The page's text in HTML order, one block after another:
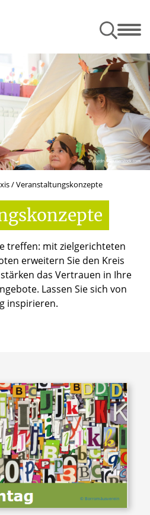
© Lordn / Shutterstock.com
/Veranstaltungskonzepte
treffen: mit zielgerichteten
erweitern Sie den Kreis
das Vertrauen in Ihre
Lassen Sie sich von
inspirieren.
© Borromäusverein